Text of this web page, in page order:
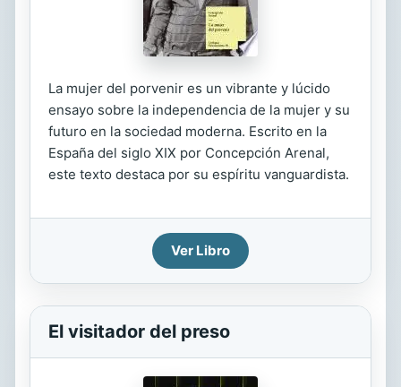
La mujer del porvenir es un vibrante y lúcido
ensayo sobre la independencia de la mujer y su
futuro en la sociedad moderna. Escrito en la
España del siglo XIX por Concepción Arenal,
este texto destaca por su espíritu vanguardista.
Ver Libro
El visitador del preso